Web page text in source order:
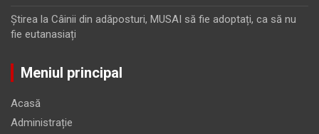
Ştirea la Câinii din adăposturi, MUSAI să fie adoptați, ca să nu
fie eutanasiați
Meniul principal
Acasă
Administrație